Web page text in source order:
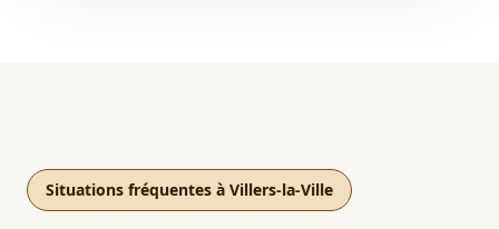
Situations fréquentes à Villers-la-Ville